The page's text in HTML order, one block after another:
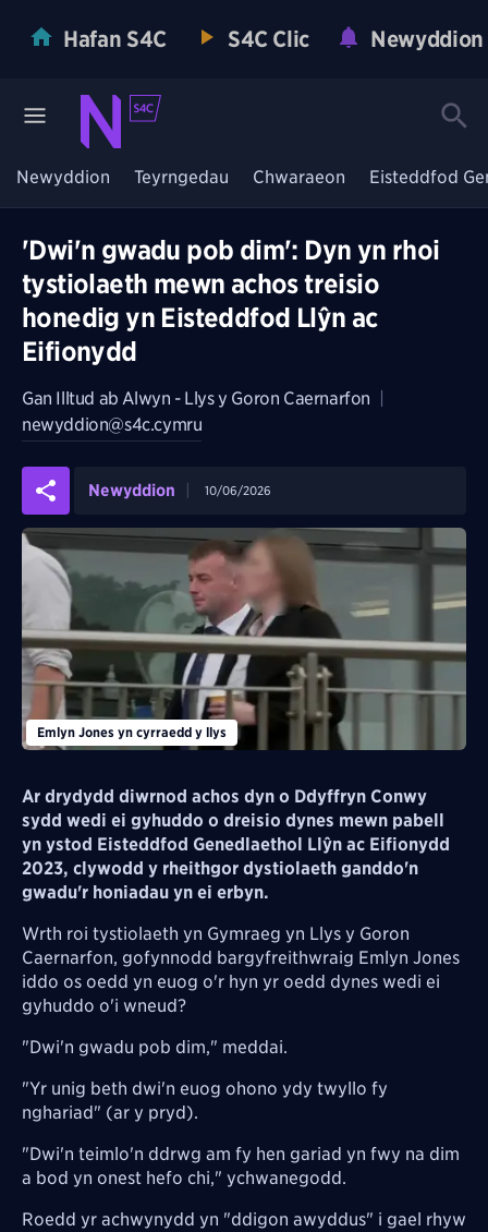
Hafan S4C S4C Clic Newyddion
Newyddion Teyrngedau Chwaraeon Eisteddfod
'Dwi'n gwadu pob dim': Dyn yn rhoi
tystiolaeth mewn achos treisio
honedig yn Eisteddfod Llŷn ac
Eifionydd
Gan Illtud ab Alwyn - Llys y Goron Caernarfon
newyddion@s4c.cymru
Newyddion 10/06/2026
Emlyn Jones yn cyrraedd y llys
Ar drydydd diwrnod achos dyn o Ddyffryn Conwy
sydd wedi ei gyhuddo o dreisio dynes mewn pabell
yn ystod Eisteddfod Genedlaethol Llŷn ac Eifionydd
2023, clywodd y rheithgor dystiolaeth ganddo'n
gwadu'r honiadau yn ei erbyn.
Wrth roi tystiolaeth yn Gymraeg yn Llys y Goron
Caernarfon, gofynnodd bargyfreithwraig Emlyn Jones
iddo os oedd yn euog o'r hyn yr oedd dynes wedi ei
gyhuddo o'i wneud?
"Dwi'n gwadu pob dim," meddai.
"Yr unig beth dwi'n euog ohono ydy twyllo fy
nghariad" (ar y pryd).
"Dwi'n teimlo'n ddrwg am fy hen gariad yn fwy na dim
a bod yn onest hefo chi," ychwanegodd.
Roedd yr achwynydd yn "ddigon awyddus" i gael rhyw